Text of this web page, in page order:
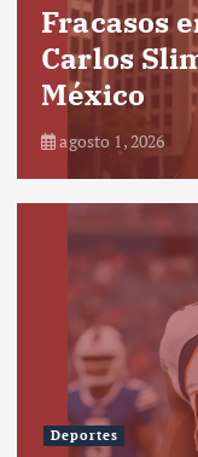
Fracasos
Carlos
México
agosto 1, 2026
Deportes